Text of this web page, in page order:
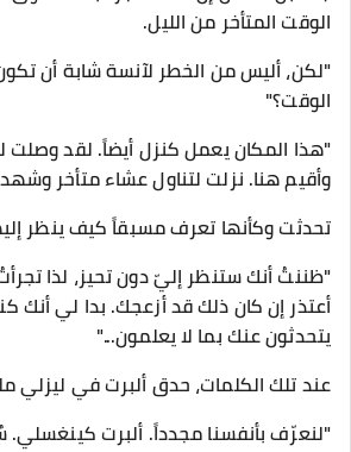
الوقت المتأخر من الليل.
​"لكن، أليس من الخطر لآنسة شابة أن
الوقت؟"
"هذا المكان يعمل كنزل أيضاً. لقد وصلت
وأقيم هنا. نزلت لتناول عشاء متأخر
​تحدثت وكأنها تعرف مسبقاً كيف ينظر
​"ظننتُ أنك ستنظر إليّ دون تحيز، لذا
أعتذر إن كان ذلك قد أزعجك. بدا لي أنك
يتحدثون عنك بما لا يعلمون..."
عند تلك الكلمات، حدق ألبرت في ليزلي
​"لنعرّف بأنفسنا مجدداً. ألبرت كينغسلي.